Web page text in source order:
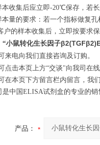
本收集后应立即-20℃保存，若
本量的要求：若一个指标做复
户的样本收集后，立即按要求
“小鼠转化生长因子
来电向我们直接咨询及订购。
点击本页上方“交谈"向我司在
在本页下方留言栏内留言，我
是中国ELISA试剂盒的专业的
产品：